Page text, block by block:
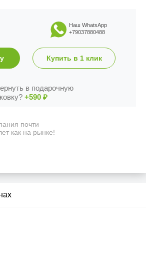
Наш WhatsApp
+79037880488
Купить в 1 клик
в подарочную
+590 ₽
почти
как на рынке!